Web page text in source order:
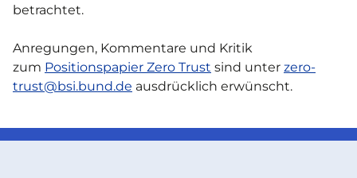
betrachtet.
Anregungen, Kommentare und Kritik
zum Positionspapier Zero Trust sind unter zero-
trust@bsi.bund.de ausdrücklich erwünscht.